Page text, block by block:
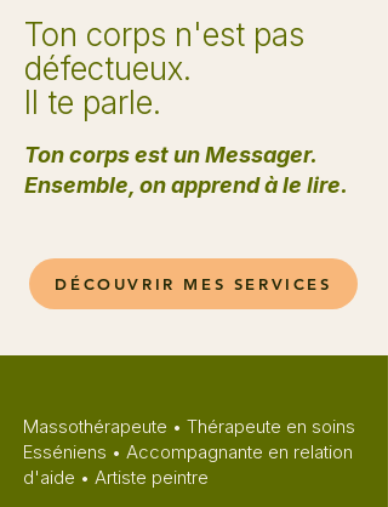
Ton corps n'est pas
défectueux.
Il te parle.
Ton corps est un Messager.
Ensemble, on apprend à le lire.
DÉCOUVRIR MES SERVICES
Massothérapeute • Thérapeute en soins
Esséniens • Accompagnante en relation
d'aide • Artiste peintre